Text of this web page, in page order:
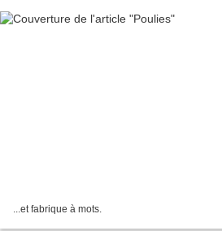
...et fabrique à mots.